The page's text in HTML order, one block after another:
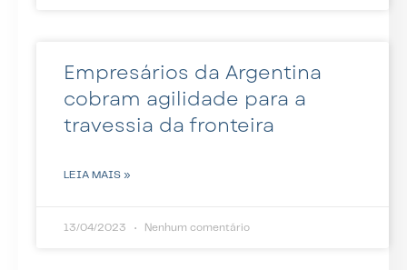
Empresários da Argentina
cobram agilidade para a
travessia da fronteira
LEIA MAIS »
13/04/2023 Nenhum comentário